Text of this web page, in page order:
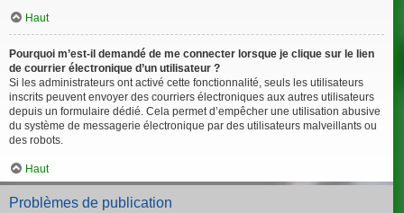
Haut
Pourquoi m’est-il demandé de me connecter lorsque je clique sur le lien
de courrier électronique d’un utilisateur ?
Si les administrateurs ont activé cette fonctionnalité, seuls les utilisateurs
inscrits peuvent envoyer des courriers électroniques aux autres utilisateurs
depuis un formulaire dédié. Cela permet d’empêcher une utilisation abusive
du système de messagerie électronique par des utilisateurs malveillants ou
des robots.
Haut
Problèmes de publication